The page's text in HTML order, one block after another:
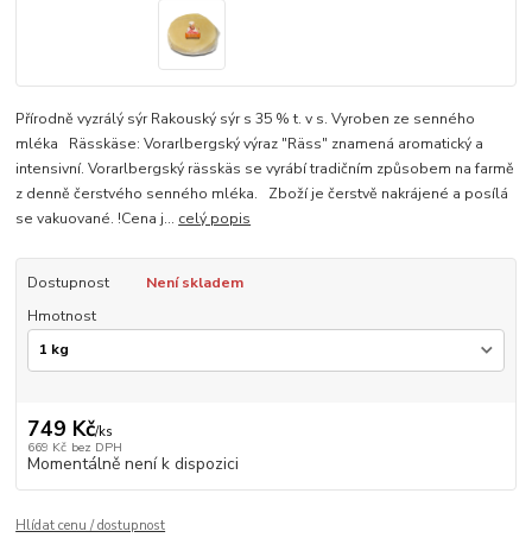
Přírodně vyzrálý sýr Rakouský sýr s 35 % t. v s. Vyroben ze senného
mléka Rässkäse: Vorarlbergský výraz "Räss" znamená aromatický a
intensivní. Vorarlbergský rässkäs se vyrábí tradičním způsobem na farmě
z denně čerstvého senného mléka. Zboží je čerstvě nakrájené a posílá
se vakuované. !Cena j... celý popis
Dostupnost
Není skladem
Hmotnost
749 Kč/ks
669 Kč bez DPH
Momentálně není k dispozici
Hlídat cenu / dostupnost